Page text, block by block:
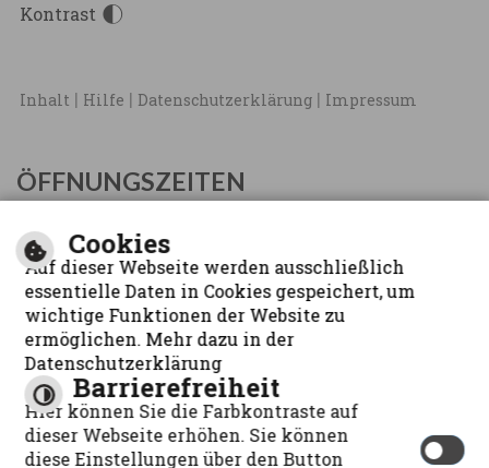
Kontrast
Inhalt | Hilfe | Datenschutzerklärung| Impressum
ÖFFNUNGSZEITEN
Mo - Fr:
Di:
14:00 Uhr - 17:00 Uhr
Do:
14:00 Uhr - 18:30Uhr
Cookies
Auf dieser Webseite werden ausschließlich
essentielle Daten in Cookies gespeichert, um
wichtige Funktionen der Website zu
ermöglichen. Mehr dazu in der
Datenschutzerklärung
Barrierefreiheit
Hier können Sie die Farbkontraste auf
dieser Webseite erhöhen. Sie können
diese Einstellungen über den Button